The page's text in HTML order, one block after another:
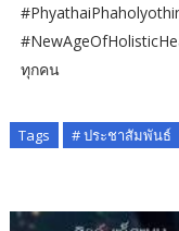
ทุกคน
Tags # ประชาสัมพันธ์